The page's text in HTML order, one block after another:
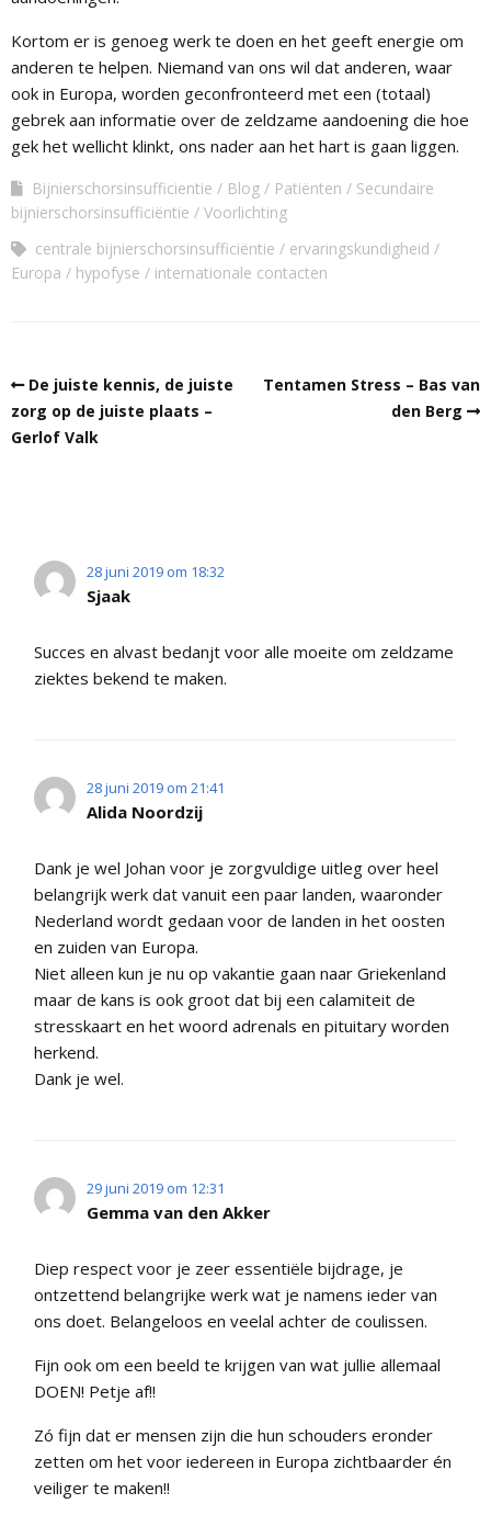
Kortom er is genoeg werk te doen en het geeft energie om
anderen te helpen. Niemand van ons wil dat anderen, waar
ook in Europa, worden geconfronteerd met een (totaal)
gebrek aan informatie over de zeldzame aandoening die hoe
gek het wellicht klinkt, ons nader aan het hart is gaan liggen.
Bijnierschorsinsufficientie Blog Patiënten
Secundaire
bijnierschorsinsufficiëntie
Voorlichting
centrale bijnierschorsinsufficiëntie
ervaringskundigheid
Europa
hypofyse internationale contacten
De juiste kennis, de juiste
zorg op de juiste plaats –
Gerlof Valk
Tentamen Stress – Bas van
den Berg
28 juni 2019 om 18:32
Sjaak
Succes en alvast bedanjt voor alle moeite om zeldzame
ziektes bekend te maken.
28 juni 2019 om 21:41
Alida Noordzij
Dank je wel Johan voor je zorgvuldige uitleg over heel
belangrijk werk dat vanuit een paar landen, waaronder
Nederland wordt gedaan voor de landen in het oosten
en zuiden van Europa.
Niet alleen kun je nu op vakantie gaan naar Griekenland
maar de kans is ook groot dat bij een calamiteit de
stresskaart en het woord adrenals en pituitary worden
herkend.
Dank je wel.
29 juni 2019 om 12:31
Gemma van den Akker
Diep respect voor je zeer essentiële bijdrage, je
ontzettend belangrijke werk wat je namens ieder van
ons doet. Belangeloos en veelal achter de coulissen.
Fijn ook om een beeld te krijgen van wat jullie allemaal
DOEN! Petje af!!
Zó fijn dat er mensen zijn die hun schouders eronder
zetten om het voor iedereen in Europa zichtbaarder én
veiliger te maken!!